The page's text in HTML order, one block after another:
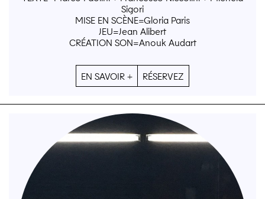
Sigori
MISE EN SCÈNE=Gloria Paris
JEU=Jean Alibert
CRÉATION SON=Anouk Audart
EN SAVOIR + RÉSERVEZ